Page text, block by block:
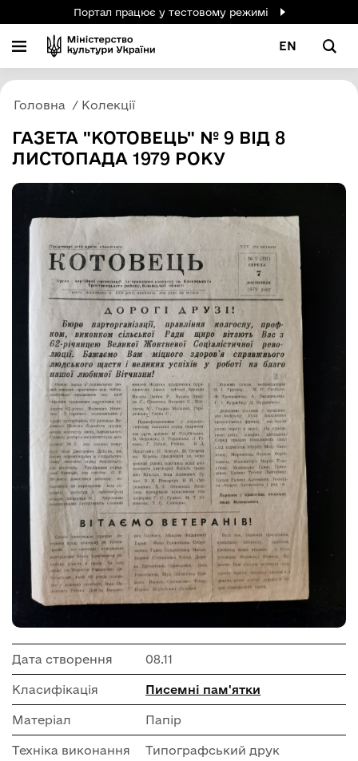
Портал працює у тестовому режимі
EN
Головна Колекції
ГАЗЕТА "КОТОВЕЦЬ" № 9 ВІД 8
ЛИСТОПАДА 1979 РОКУ
Дата створення 08.11
Класифікація Писемні пам'ятки
Матеріал Папір
Техніка виконання Типографський друк